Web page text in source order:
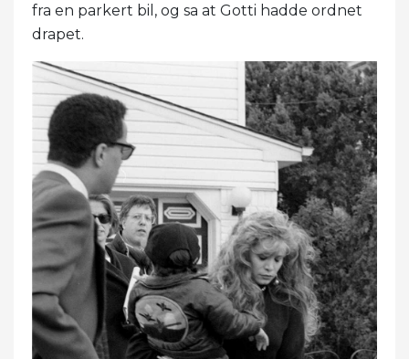
fra en parkert bil, og sa at Gotti hadde ordnet
drapet.